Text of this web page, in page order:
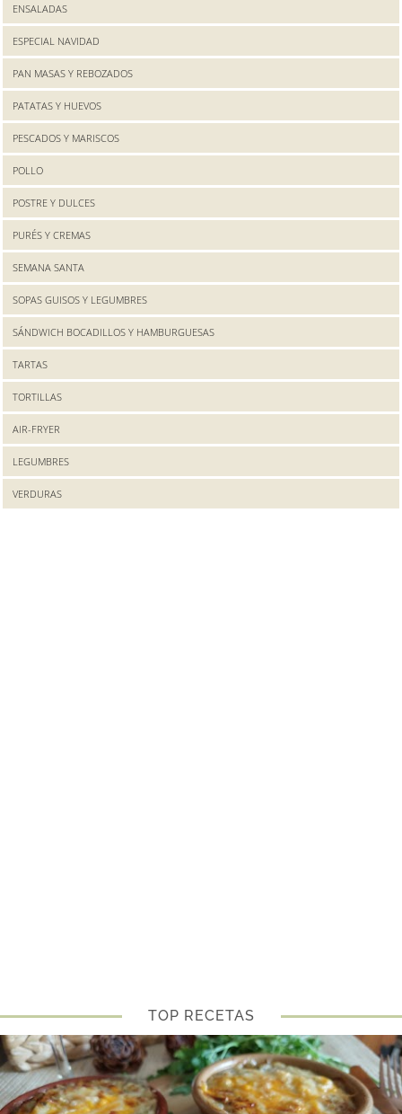
ENSALADAS
ESPECIAL NAVIDAD
PAN MASAS Y REBOZADOS
PATATAS Y HUEVOS
PESCADOS Y MARISCOS
POLLO
POSTRE Y DULCES
PURÉS Y CREMAS
SEMANA SANTA
SOPAS GUISOS Y LEGUMBRES
SÁNDWICH BOCADILLOS Y HAMBURGUESAS
TARTAS
TORTILLAS
AIR-FRYER
LEGUMBRES
VERDURAS
TOP RECETAS